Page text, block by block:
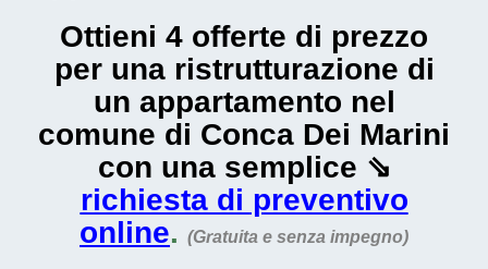
Ottieni 4 offerte di prezzo
per una ristrutturazione di
un appartamento nel
comune di Conca Dei Marini
con una semplice ⇘
richiesta di preventivo
online. (Gratuita e senza impegno)